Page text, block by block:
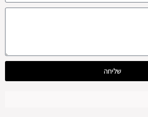
שליחה